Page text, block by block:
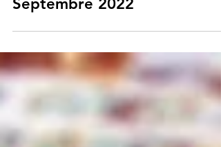
Pierre-Marie
Nos offres promotionnelles
Septembre 2022